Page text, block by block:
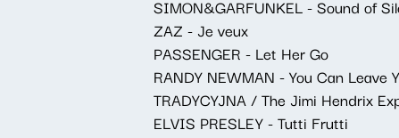
SIMON&GARFUNKEL - Sound of
ZAZ - Je veux
PASSENGER - Let Her Go
RANDY NEWMAN - You Can Leave
TRADYCYJNA / The Jimi Hendrix
ELVIS PRESLEY - Tutti Frutti